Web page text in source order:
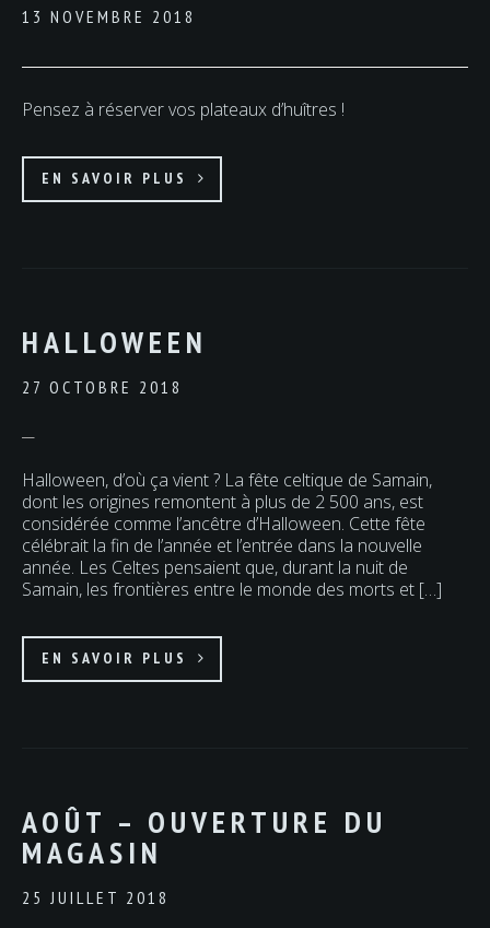
13 NOVEMBRE 2018
Pensez à réserver vos plateaux d’huîtres !
EN SAVOIR PLUS
HALLOWEEN
27 OCTOBRE 2018
Halloween, d’où ça vient ? La fête celtique de Samain,
dont les origines remontent à plus de 2 500 ans, est
considérée comme l’ancêtre d’Halloween. Cette fête
célébrait la fin de l’année et l’entrée dans la nouvelle
année. Les Celtes pensaient que, durant la nuit de
Samain, les frontières entre le monde des morts et […]
EN SAVOIR PLUS
AOÛT – OUVERTURE DU
MAGASIN
25 JUILLET 2018